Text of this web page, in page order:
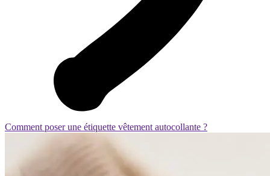
Comment poser une étiquette vêtement autocollante ?